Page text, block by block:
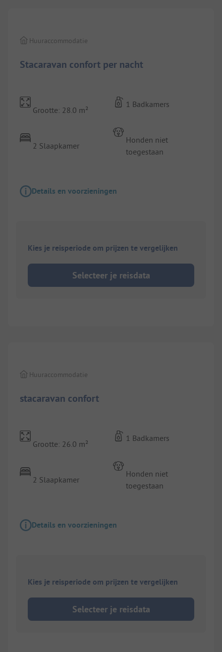
Stacaravan confort per nacht
Huuraccommodatie
Grootte: 28.0 m²
2 Slaapkamer
1 Badkamers
Honden niet
toegestaan
Details en voorzieningen
Kies je reisperiode om prijzen te vergelijken
Selecteer je reisdata
stacaravan confort
Huuraccommodatie
Grootte: 26.0 m²
2 Slaapkamer
1 Badkamers
Honden niet
toegestaan
Details en voorzieningen
Kies je reisperiode om prijzen te vergelijken
Selecteer je reisdata